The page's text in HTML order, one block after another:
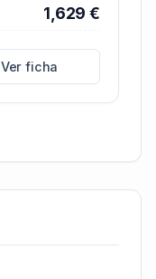
1,629 €
Ver ficha